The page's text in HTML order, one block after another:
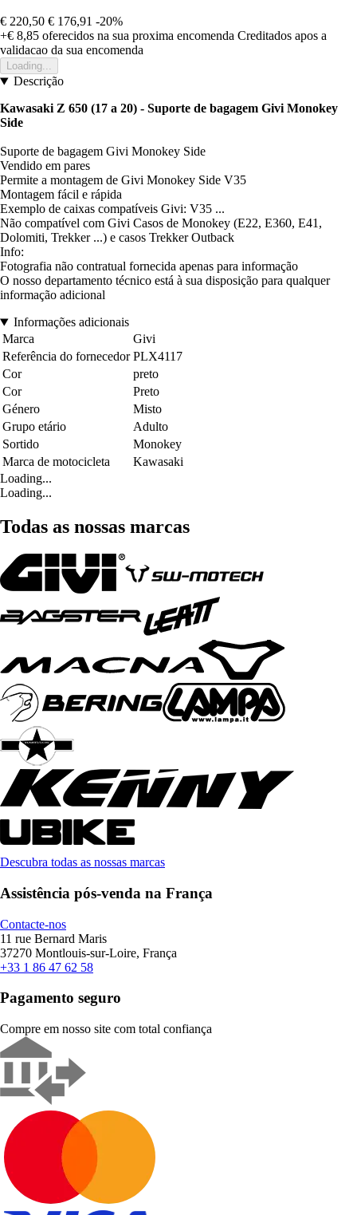
€ 220,50 € 176,91 -20%
+€ 8,85 oferecidos na sua proxima encomenda Creditados apos a
validacao da sua encomenda
Loading...
Descrição
Kawasaki Z 650 (17 a 20) - Suporte de bagagem Givi Monokey
Side
Suporte de bagagem Givi Monokey Side
Vendido em pares
Permite a montagem de Givi Monokey Side V35
Montagem fácil e rápida
Exemplo de caixas compatíveis Givi: V35 ...
Não compatível com Givi Casos de Monokey (E22, E360, E41,
Dolomiti, Trekker ...) e casos Trekker Outback
Info:
Fotografia não contratual fornecida apenas para informação
O nosso departamento técnico está à sua disposição para qualquer
informação adicional
Informações adicionais
Marca
Givi
Referência do fornecedor PLX4117
Cor
preto
Cor
Preto
Género
Misto
Grupo etário
Adulto
Sortido
Monokey
Marca de motocicleta
Kawasaki
Loading...
Loading...
Todas as nossas marcas
Descubra todas as nossas marcas
Assistência pós-venda na França
Contacte-nos
11 rue Bernard Maris
37270 Montlouis-sur-Loire, França
+33 1 86 47 62 58
Pagamento seguro
Compre em nosso site com total confiança